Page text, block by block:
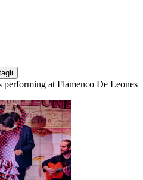
performing at Flamenco De Leones